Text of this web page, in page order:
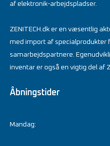
af elektronik-arbejdspladser.
ZENITECH.dk er en væsentlig
med import af specialprodukter
samarbejdspartnere.
inventar er også en vigtig del af
Åbningstider
Mandag: